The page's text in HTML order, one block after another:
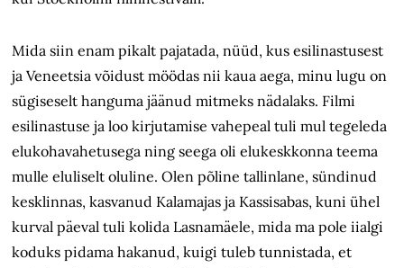
Mida siin enam pikalt pajatada, nüüd, kus esilinastusest
ja Veneetsia võidust möödas nii kaua aega, minu lugu on
sügiseselt hanguma jäänud mitmeks nädalaks. Filmi
esilinastuse ja loo kirjutamise vahepeal tuli mul tegeleda
elukohavahetusega ning seega oli elukeskkonna teema
mulle eluliselt oluline. Olen põline tallinlane, sündinud
kesklinnas, kasvanud Kalamajas ja Kassisabas, kuni ühel
kurval päeval tuli kolida Lasnamäele, mida ma pole iialgi
koduks pidama hakanud, kuigi tuleb tunnistada, et